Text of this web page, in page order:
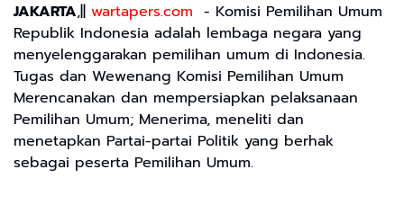
JAKARTA,|| wartapers.com - Komisi Pemilihan Umum
Republik Indonesia adalah lembaga negara yang
menyelenggarakan pemilihan umum di Indonesia.
Tugas dan Wewenang Komisi Pemilihan Umum
Merencanakan dan mempersiapkan pelaksanaan
Pemilihan Umum; Menerima, meneliti dan
menetapkan Partai-partai Politik yang berhak
sebagai peserta Pemilihan Umum.